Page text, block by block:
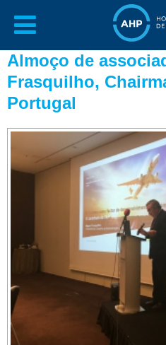
Almoço de
Frasquilho,
Portugal